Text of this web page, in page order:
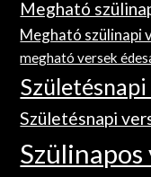
Megható
Megható szülinapi
megható versek
Születésnapi
Szülinapos